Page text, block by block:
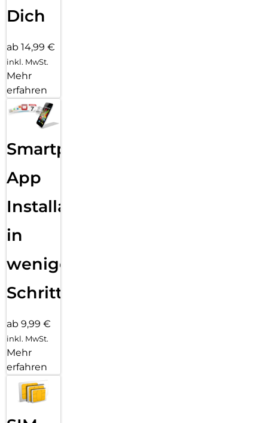
Dich
ab 14,99 €
inkl. MwSt.
Mehr
erfahren
Smartphone
App
Installation
in
wenigen
Schritten
ab 9,99 €
inkl. MwSt.
Mehr
erfahren